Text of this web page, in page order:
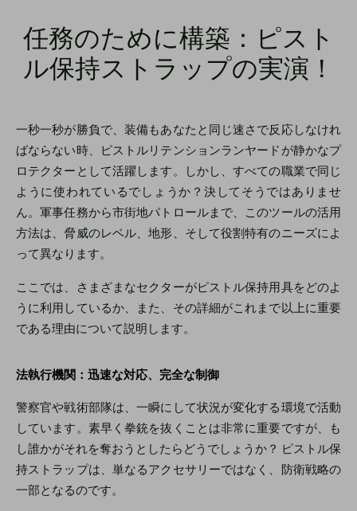
任務のために構築：ピスト
ル保持ストラップの実演！
一秒一秒が勝負で、装備もあなたと同じ速さで反応しなけれ
ばならない時、ピストルリテンションランヤードが静かなプ
ロテクターとして活躍します。しかし、すべての職業で同じ
ように使われているでしょうか？決してそうではありませ
ん。軍事任務から市街地パトロールまで、このツールの活用
方法は、脅威のレベル、地形、そして役割特有のニーズによ
って異なります。
ここでは、さまざまなセクターがピストル保持用具をどのよ
うに利用しているか、また、その詳細がこれまで以上に重要
である理由について説明します。
法執行機関：迅速な対応、完全な制御
警察官や戦術部隊は、一瞬にして状況が変化する環境で活動
しています。素早く拳銃を抜くことは非常に重要ですが、も
し誰かがそれを奪おうとしたらどうでしょうか？ ピストル保
持ストラップは、単なるアクセサリーではなく、防衛戦略の
一部となるのです。